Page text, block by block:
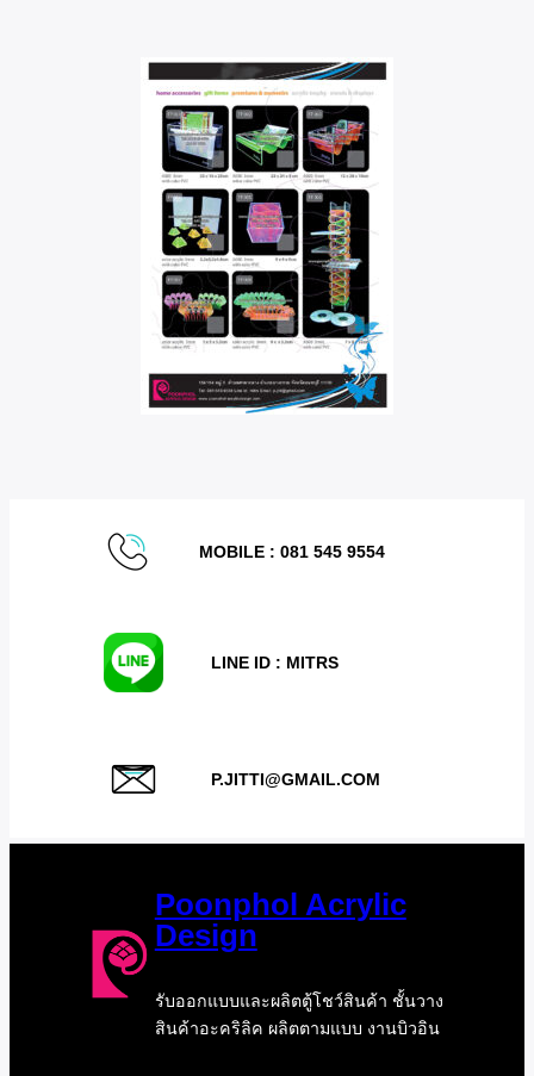
MOBILE :081 545 9554
LINE ID : MITRS
P.JITTI@GMAIL.COM
Poonphol Acrylic
Design
รับออกแบบและผลิตตู้โชว์สินค้า ชั้นวาง
สินค้าอะคริลิค ผลิตตามแบบ งานบิวอิน